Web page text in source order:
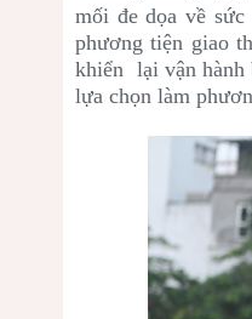
mối đe dọa về
phương tiện giao
khiển lại vận hành
lựa chọn làm